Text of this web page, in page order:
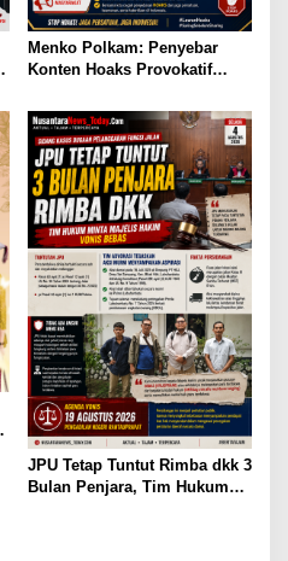
Menko Polkam: Penyebar
Konten Hoaks Provokatif
JPU Tetap Tuntut Rimba dkk 3
Bulan Penjara, Tim Hukum